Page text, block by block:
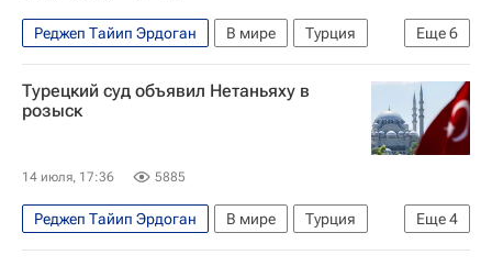
Еще6
Реджеп Тайип Эрдоган В мире
Турция
Киев
Москва
Хакан Фидан
Владимир Зеленский
ООН Саммит НАТО
Турецкий суд объявил Нетаньяху в
розыск
14 июля, 17:36 5885
Еще4
Реджеп Тайип Эрдоган В мире
Турция
Израиль
Стамбул
Биньямин Нетаньяху